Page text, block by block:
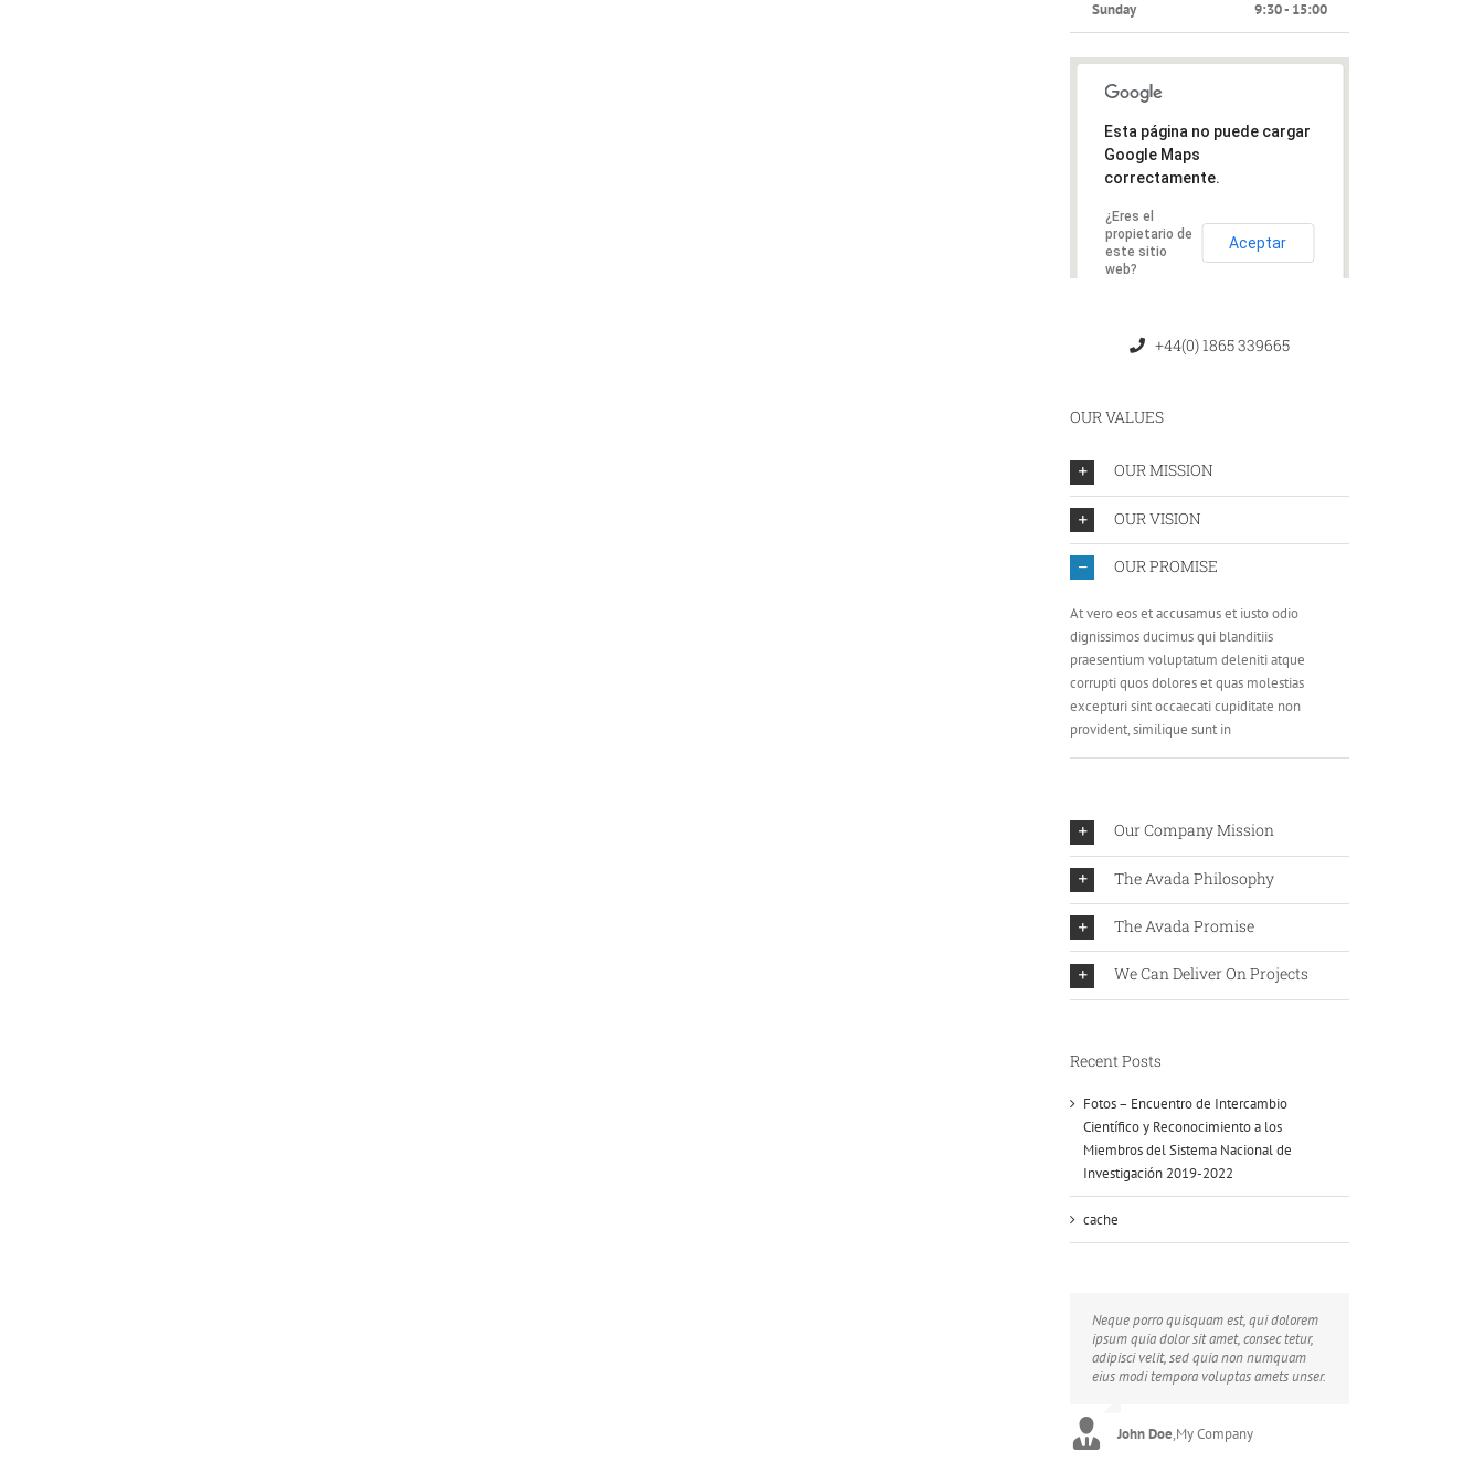
Sunday 9:30 - 15:00
Esta página no puede cargar
Google Maps
correctamente.
¿Eres el
propietario de
este sitio
web?
Aceptar
+44(0) 1865 339665
OUR VALUES
OUR MISSION
OUR VISION
OUR PROMISE
At vero eos et accusamus et iusto odio
dignissimos ducimus qui blanditiis
praesentium voluptatum deleniti atque
corrupti quos dolores et quas molestias
excepturi sint occaecati cupiditate non
provident, similique sunt in
Our Company Mission
The Avada Philosophy
The Avada Promise
We Can Deliver On Projects
Recent Posts
Fotos – Encuentro de Intercambio
Científico y Reconocimiento a los
Miembros del Sistema Nacional de
Investigación 2019-2022
cache
Neque porro quisquam est, qui dolorem
ipsum quia dolor sit amet, consec tetur,
adipisci velit, sed quia non numquam
eius modi tempora voluptas amets unser.
John Doe,My Company
Aliquam erat volutpat. Quisque at est id
ligula facilisis laoreet eget pulvinar nibh.
Suspendisse at ultrices dui. Curabitur ac
felis arcu sadips ipsums fugiats nemis.
Luke Beck,Theme Fusion